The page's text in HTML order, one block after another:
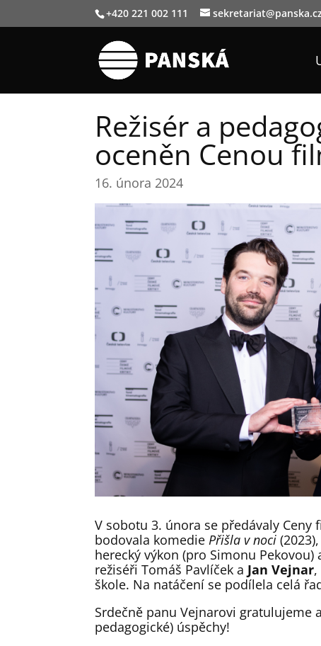
+420 221 002 111 sekretariat@panska.cz
Režisér a
oceněn Cenou
16. února 2024
V sobotu 3. února se předávaly Ceny
bodovala komedie Přišla v noci
herecký výkon (pro Simonu
režiséři Tomáš Pavlíček a Jan Vejnar
škole. Na natáčení se podílela celá
Srdečně panu Vejnarovi gratulujeme
pedagogické) úspěchy!